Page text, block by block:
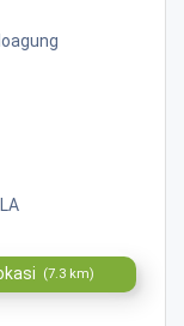
(7.3 km)